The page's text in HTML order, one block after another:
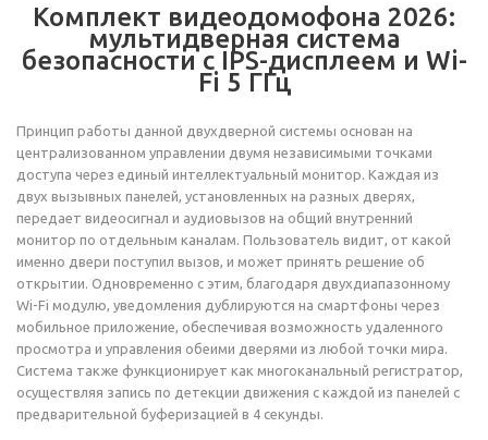
Комплект видеодомофона 2026:
мультидверная система
безопасности с IPS-дисплеем и Wi-
Fi 5 ГГц
Принцип работы данной двухдверной системы основан на
централизованном управлении двумя независимыми точками
доступа через единый интеллектуальный монитор. Каждая из
двух вызывных панелей, установленных на разных дверях,
передает видеосигнал и аудиовызов на общий внутренний
монитор по отдельным каналам. Пользователь видит, от какой
именно двери поступил вызов, и может принять решение об
открытии. Одновременно с этим, благодаря двухдиапазонному
Wi-Fi модулю, уведомления дублируются на смартфоны через
мобильное приложение, обеспечивая возможность удаленного
просмотра и управления обеими дверями из любой точки мира.
Система также функционирует как многоканальный регистратор,
осуществляя запись по детекции движения с каждой из панелей с
предварительной буферизацией в 4 секунды.